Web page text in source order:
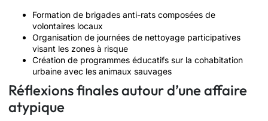
Formation de brigades anti-rats composées de
volontaires locaux
Organisation de journées de nettoyage participatives
visant les zones à risque
Création de programmes éducatifs sur la cohabitation
urbaine avec les animaux sauvages
Réflexions finales autour d’une affaire
atypique